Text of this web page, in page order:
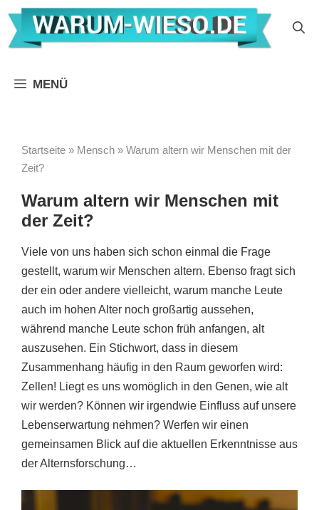
Zum
Inhalt
springen
MENÜ
Startseite » Mensch » Warum altern wir Menschen mit der
Zeit?
Warum altern wir Menschen mit
der Zeit?
Viele von uns haben sich schon einmal die Frage
gestellt, warum wir Menschen altern. Ebenso fragt sich
der ein oder andere vielleicht, warum manche Leute
auch im hohen Alter noch großartig aussehen,
während manche Leute schon früh anfangen, alt
auszusehen. Ein Stichwort, dass in diesem
Zusammenhang häufig in den Raum geworfen wird:
Zellen! Liegt es uns womöglich in den Genen, wie alt
wir werden? Können wir irgendwie Einfluss auf unsere
Lebenserwartung nehmen? Werfen wir einen
gemeinsamen Blick auf die aktuellen Erkenntnisse aus
der Alternsforschung…